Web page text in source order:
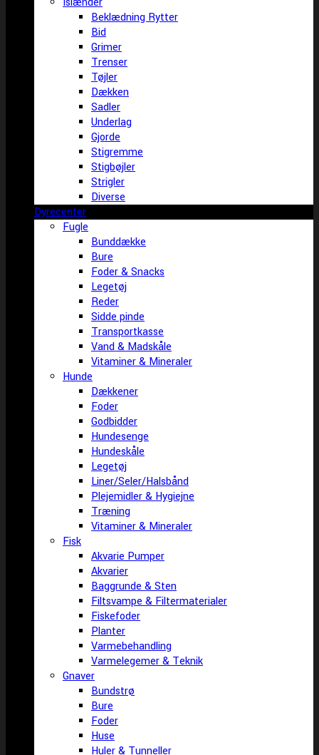
Beklædning Rytter
Bid
Grimer
Trenser
Tøjler
Dækken
Sadler
Underlag
Gjorde
Stigremme
Stigbøjler
Strigler
Diverse
Dyrecenter
Fugle
Bunddække
Bure
Foder & Snacks
Legetøj
Reder
Sidde pinde
Transportkasse
Vand & Madskåle
Vitaminer & Mineraler
Hunde
Dækkener
Foder
Godbidder
Hundesenge
Hundeskåle
Legetøj
Liner/Seler/Halsbånd
Plejemidler & Hygiejne
Træning
Vitaminer & Mineraler
Fisk
Akvarie Pumper
Akvarier
Baggrunde & Sten
Filtsvampe & Filtermaterialer
Fiskefoder
Planter
Varmebehandling
Varmelegemer & Teknik
Gnaver
Bundstrø
Bure
Foder
Huse
Huler & Tunneller